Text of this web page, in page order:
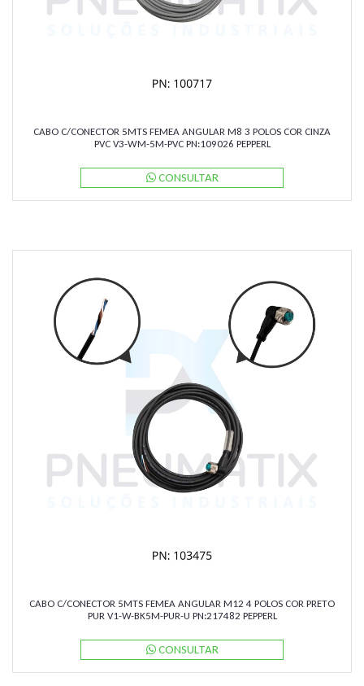
CABO C/CONECTOR 5MTS FEMEA ANGULAR M8 3 POLOS COR CINZA
PVC V3-WM-5M-PVC PN:109026 PEPPERL
CONSULTAR
CABO C/CONECTOR 5MTS FEMEA ANGULAR M12 4 POLOS COR PRETO
PUR V1-W-BK5M-PUR-U PN:217482 PEPPERL
CONSULTAR